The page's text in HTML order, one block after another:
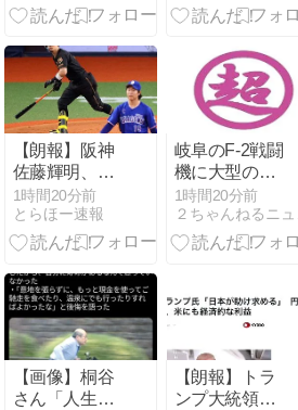
用意を放棄し
夫は無いこと
を面白おかし
く誇張して盛
り上がってる
れた野球球児
のではないか
な」
【朗報】阪神
佐藤輝明、田
淵幸一・掛布
雅之に並ぶ5
年連続70打
メージ」
1時間20分前
とらほー速報
岐阜のF-2戦闘
機に大型の謎
ミサイル 25式
地対艦誘導弾
空発型 | 日本
とられるのに
どこから発進
するのかね
1時間20分前
【画像】桐谷
さん「人生か
【朗報】トラ
ンプ大統領、